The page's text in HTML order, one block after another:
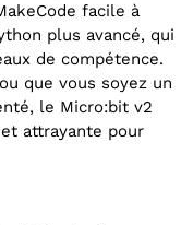
facile à
plus avancé, qui
de compétence.
que vous soyez un
le Micro:bit v2
attrayante pour